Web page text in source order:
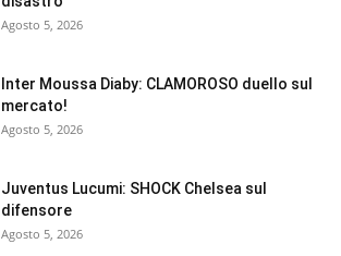
Agosto 5, 2026
Inter Moussa Diaby: CLAMOROSO duello sul
mercato!
Agosto 5, 2026
Juventus Lucumi: SHOCK Chelsea sul
difensore
Agosto 5, 2026